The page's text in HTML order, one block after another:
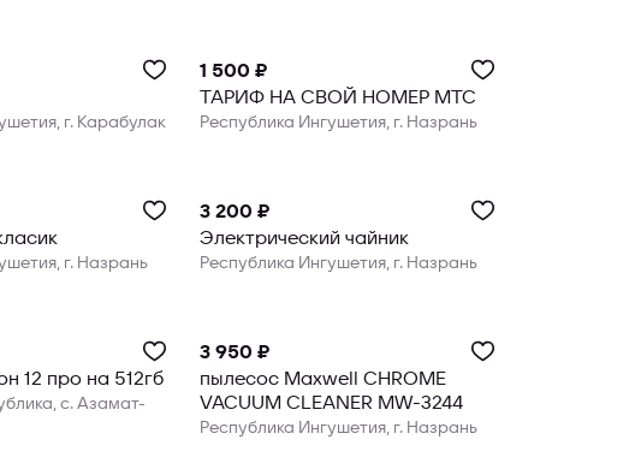
г. Карабулак
1 500 ₽
ТАРИФ НА СВОЙ НОМЕР МТС
Республика Ингушетия, г. Назрань
г. Назрань
3 200 ₽
Электрический чайник
Республика Ингушетия, г. Назрань
12 про на 512гб
с. Азамат-
3 950 ₽
пылесос Maxwell CHROME
VACUUM CLEANER MW-3244
Республика Ингушетия, г. Назрань